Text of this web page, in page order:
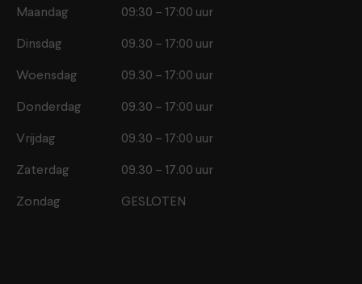
Maandag 09:30 – 17:00 uur
Dinsdag 09.30 – 17:00 uur
Woensdag 09.30 – 17:00 uur
Donderdag 09.30 – 17:00 uur
Vrijdag 09.30 – 17:00 uur
Zaterdag 09.30 – 17.00 uur
Zondag GESLOTEN